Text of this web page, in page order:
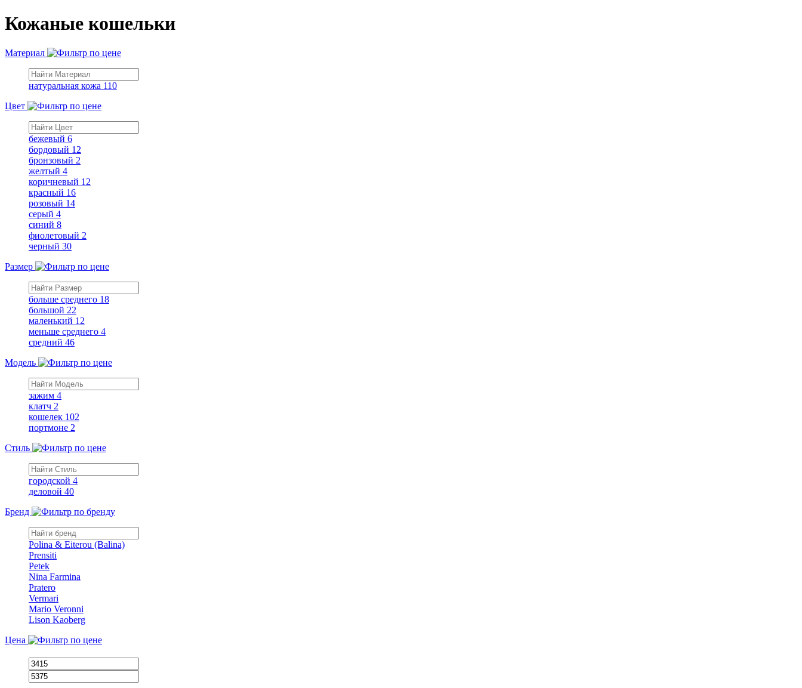
Кожаные кошельки
Материал
натуральная кожа 110
Цвет
бежевый 6
бордовый 12
бронзовый 2
желтый 4
коричневый 12
красный 16
розовый 14
серый 4
синий 8
фиолетовый 2
черный 30
Размер
больше среднего 18
большой 22
маленький 12
меньше среднего 4
средний 46
Модель
зажим 4
клатч 2
кошелек 102
портмоне 2
Стиль
городской 4
деловой 40
Бренд
Polina & Eiterou (Balina)
Prensiti
Petek
Nina Farmina
Pratero
Vermari
Mario Veronni
Lison Kaoberg
Цена